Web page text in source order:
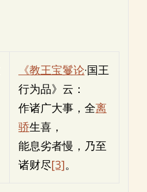
《教王宝鬘论·国王
行为品》云：
作诸广大事，全离
骄生喜，
能息劣者慢，乃至
诸财尽[3]。